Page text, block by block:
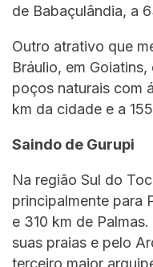
de Babaçulândia, a
Outro atrativo que
Bráulio, em
poços naturais com
km da cidade e a
Saindo de Gurupi
Na região Sul do
principalmente para
e 310 km de
suas praias e pelo